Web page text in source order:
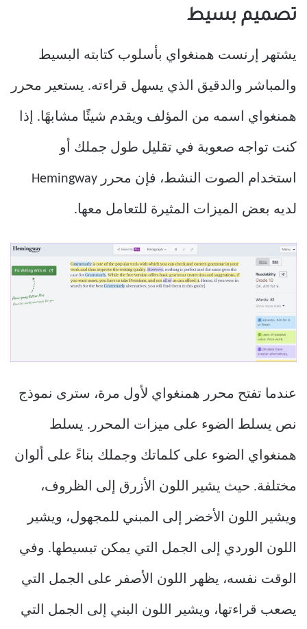
تصميم بسيط
يشتهر إرنست همنغواي بأسلوب كتابته البسيط
والمباشر والدقيق الذي يسهل قراءته. يستعير محرر
همنغواي اسمه من المؤلف ويقدم شيئًا مشابهًا. إذا
كنت تواجه صعوبة في تقليل طول جملك أو
استخدام الصوت النشط، فإن محرر Hemingway
لديه بعض الميزات المثيرة للتعامل معها.
عندما تفتح محرر همنغواي لأول مرة، سترى نموذج
نص يسلط الضوء على ميزات المحرر. يسلط
همنغواي الضوء على كلماتك وجملك بناءً على ألوان
مختلفة. حيث يشير اللون الأزرق إلى الظروف،
ويشير اللون الأخضر إلى المبني للمجهول، ويشير
اللون الوردي إلى الجمل التي يمكن تبسيطها. وفي
الوقت نفسه، يظهر اللون الأصفر على الجمل التي
يصعب قراءتها، ويشير اللون البني إلى الجمل التي